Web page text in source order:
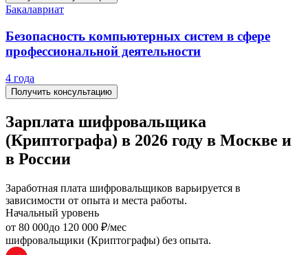
Бакалавриат
Безопасность компьютерных систем в сфере
профессиональной деятельности
4 года
Получить консультацию
Зарплата шифровальщика
(Криптографа) в 2026 году в Москве и
в России
Заработная плата шифровальщиков варьируется в
зависимости от опыта и места работы.
Начальный уровень
oт 80 000до 120 000 ₽/мес
шифровальщики (Криптографы) без опыта.